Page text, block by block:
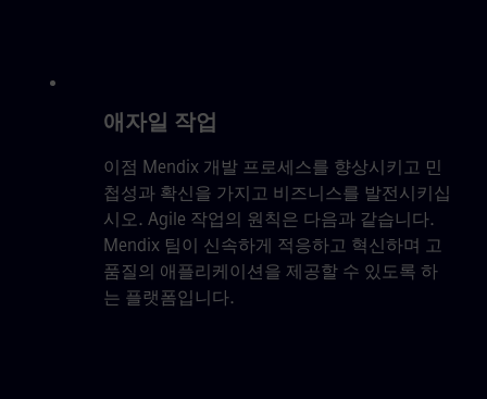
애자일 작업
이점 Mendix 개발 프로세스를 향상시키고 민
첩성과 확신을 가지고 비즈니스를 발전시키십
시오. Agile 작업의 원칙은 다음과 같습니다.
Mendix 팀이 신속하게 적응하고 혁신하며 고
품질의 애플리케이션을 제공할 수 있도록 하
는 플랫폼입니다.